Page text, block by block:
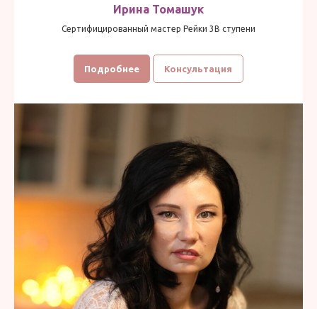
Ирина Томашук
Сертифицированный мастер Рейки 3В ступени
Подробнее Консультация